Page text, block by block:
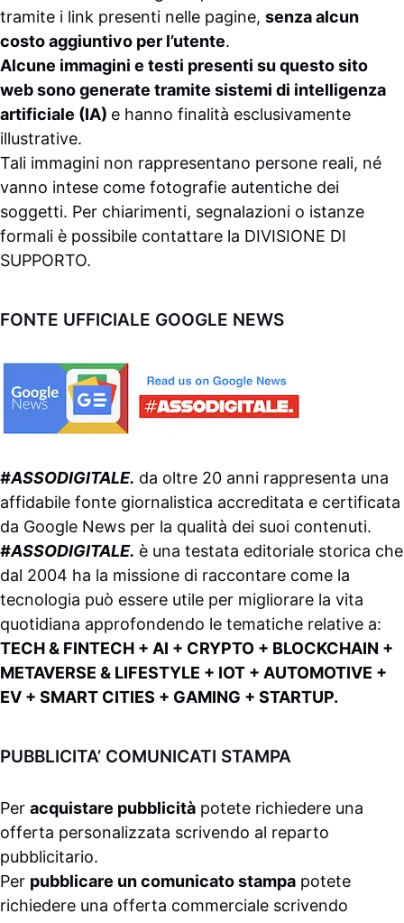
tramite i link presenti nelle pagine, senza alcun
costo aggiuntivo per l’utente.
Alcune immagini e testi presenti su questo sito
web sono generate tramite sistemi di intelligenza
artificiale (IA) e hanno finalità esclusivamente
illustrative.
Tali immagini non rappresentano persone reali, né
vanno intese come fotografie autentiche dei
soggetti. Per chiarimenti, segnalazioni o istanze
formali è possibile contattare la DIVISIONE DI
SUPPORTO.
FONTE UFFICIALE GOOGLE NEWS
#ASSODIGITALE. da oltre 20 anni rappresenta una
affidabile fonte giornalistica accreditata e certificata
da Google News per la qualità dei suoi contenuti.
#ASSODIGITALE. è una testata editoriale storica che
dal 2004 ha la missione di raccontare come la
tecnologia può essere utile per migliorare la vita
quotidiana approfondendo le tematiche relative a:
TECH & FINTECH + AI + CRYPTO + BLOCKCHAIN +
METAVERSE & LIFESTYLE + IOT + AUTOMOTIVE +
EV + SMART CITIES + GAMING + STARTUP.
PUBBLICITA’ COMUNICATI STAMPA
Per acquistare pubblicità potete richiedere una
offerta personalizzata scrivendo al reparto
pubblicitario.
Per pubblicare un comunicato stampa potete
richiedere una offerta commerciale scrivendo